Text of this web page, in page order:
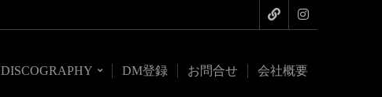
DISCOGRAPHY DM登録 お問合せ 会社概要